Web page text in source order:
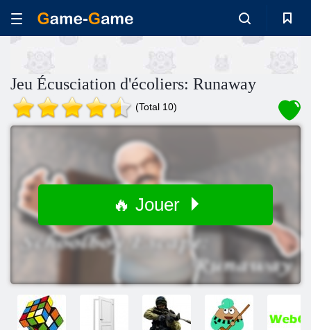
Jeu Écusciation d'écoliers: Runaway
(Total 10)
🔥 Jouer